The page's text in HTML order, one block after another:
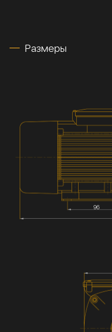
Размеры
96